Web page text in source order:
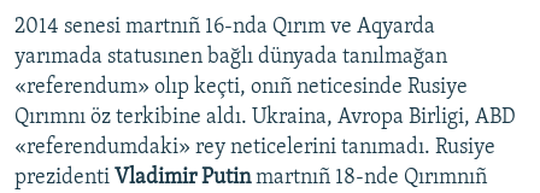
2014 senesi martnıñ 16-nda Qırım ve Aqyarda
yarımada statusınen bağlı dünyada tanılmağan
«referendum» olıp keçti, onıñ neticesinde Rusiye
Qırımnı öz terkibine aldı. Ukraina, Avropa Birligi, ABD
«referendumdaki» rey neticelerini tanımadı. Rusiye
prezidenti Vladimir Putinmartnıñ 18-nde Qırımnıñ